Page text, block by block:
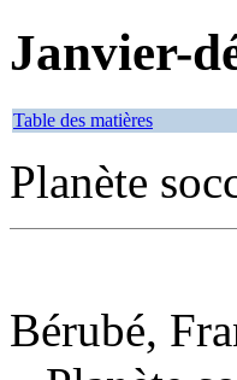
Janvier-
Table des matières
Planète
Bérubé,